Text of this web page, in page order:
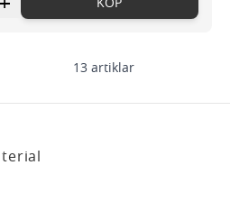
13artiklar